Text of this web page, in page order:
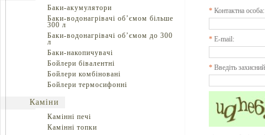
Баки-акумулятори
Баки-водонагрівачі об’ємом більше
300 л
Баки-водонагрівачі об’ємом до 300
л
Баки-накопичувачі
Бойлери бівалентні
Бойлери комбіновані
Бойлери термосифонні
Каміни
Камінні печі
Камінні топки
*Контактна особа:
*E-mail:
*Введіть